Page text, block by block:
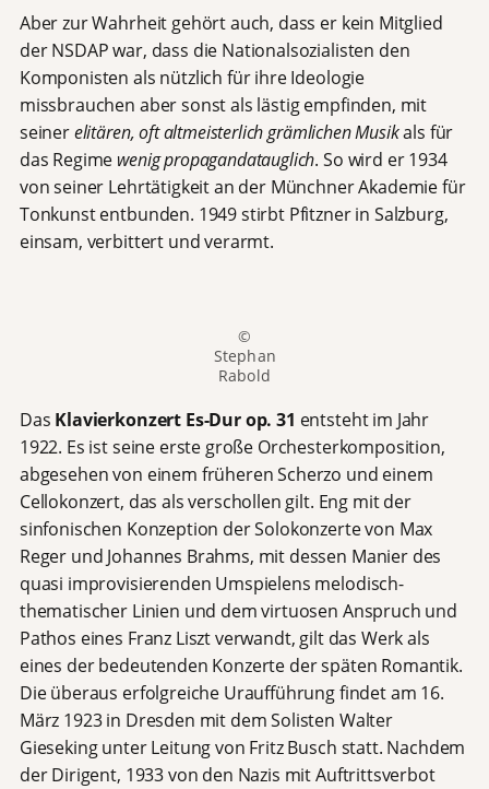
Aber zur Wahrheit gehört auch, dass er kein Mitglied
der NSDAP war, dass die Nationalsozialisten den
Komponisten als nützlich für ihre Ideologie
missbrauchen aber sonst als lästig empfinden, mit
seinerelitären, oft altmeisterlich grämlichen Musikals für
das Regime wenig propagandatauglich. So wird er 1934
von seiner Lehrtätigkeit an der Münchner Akademie für
Tonkunst entbunden. 1949 stirbt Pfitzner in Salzburg,
einsam, verbittert und verarmt.
©
Stephan
Rabold
Das Klavierkonzert Es-Dur op. 31 entsteht im Jahr
1922. Es ist seine erste große Orchesterkomposition,
abgesehen von einem früheren Scherzo und einem
Cellokonzert, das als verschollen gilt. Eng mit der
sinfonischen Konzeption der Solokonzerte von Max
Reger und Johannes Brahms, mit dessen Manier des
quasi improvisierenden Umspielens melodisch-
thematischer Linien und dem virtuosen Anspruch und
Pathos eines Franz Liszt verwandt, gilt das Werk als
eines der bedeutenden Konzerte der späten Romantik.
Die überaus erfolgreiche Uraufführung findet am 16.
März 1923 in Dresden mit dem Solisten Walter
Gieseking unter Leitung von Fritz Busch statt. Nachdem
der Dirigent, 1933 von den Nazis mit Auftrittsverbot